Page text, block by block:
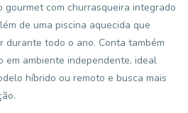
gourmet com churrasqueira integrado
de uma piscina aquecida que
durante todo o ano. Conta também
em ambiente independente, ideal
híbrido ou remoto e busca mais